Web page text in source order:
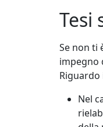
Tesi
Se non ti
impegno
Nel